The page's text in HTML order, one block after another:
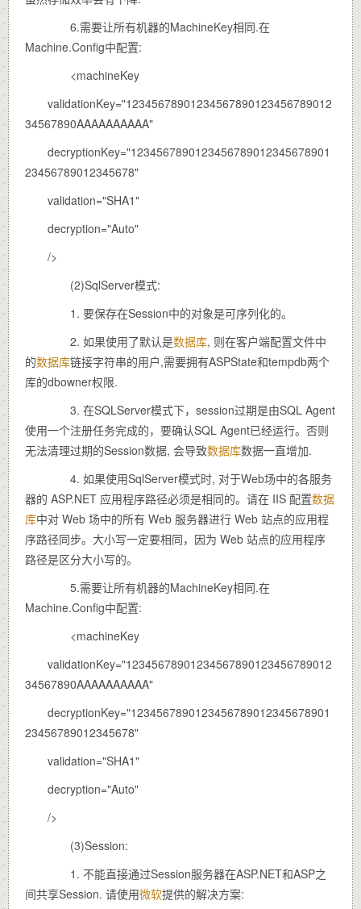
6.需要让所有机器的MachineKey相同.在
Machine.Config中配置:
<machineKey
validationKey="12345678901234567890123456789012
34567890AAAAAAAAAA"
decryptionKey="1234567890123456789012345678901
23456789012345678"
validation="SHA1"
decryption="Auto"
/>
(2)SqlServer模式:
1. 要保存在Session中的对象是可序列化的。
2. 如果使用了默认是数据库, 则在客户端配置文件中
的数据库链接字符串的用户,需要拥有ASPState和tempdb两个
库的dbowner权限.
3. 在SQLServer模式下，session过期是由SQL Agent
使用一个注册任务完成的，要确认SQL Agent已经运行。否则
无法清理过期的Session数据, 会导致数据库数据一直增加.
4. 如果使用SqlServer模式时, 对于Web场中的各服务
器的 ASP.NET 应用程序路径必须是相同的。请在 IIS 配置数据
库中对 Web 场中的所有 Web 服务器进行 Web 站点的应用程
序路径同步。大小写一定要相同，因为 Web 站点的应用程序
路径是区分大小写的。
5.需要让所有机器的MachineKey相同.在
Machine.Config中配置:
<machineKey
validationKey="12345678901234567890123456789012
34567890AAAAAAAAAA"
decryptionKey="1234567890123456789012345678901
23456789012345678"
validation="SHA1"
decryption="Auto"
/>
(3)Session:
1. 不能直接通过Session服务器在ASP.NET和ASP之
间共享Session. 请使用微软提供的解决方案: